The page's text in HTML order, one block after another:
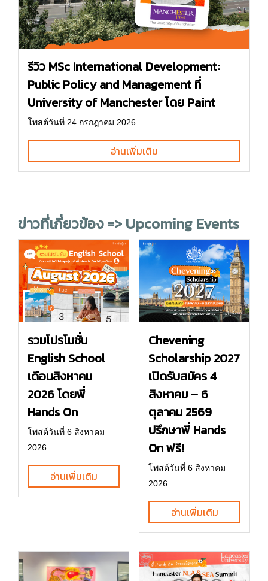
รีวิว MSc International Development:
Public Policy and Management ที่
University of Manchester โดย Paint
โพสต์วันที่ 24 กรกฎาคม 2026
อ่านเพิ่มเติม
ข่าวที่เกี่ยวข้อง => Upcoming Events
รวมโปรโมชั่น
English School
เดือนสิงหาคม
2026 โดยพี่
Hands On
โพสต์วันที่ 6 สิงหาคม
2026
อ่านเพิ่มเติม
Chevening
Scholarship 2027
เปิดรับสมัคร 4
สิงหาคม – 6
ตุลาคม 2569
ปรึกษาพี่ Hands
On ฟรี!
โพสต์วันที่ 6 สิงหาคม
2026
อ่านเพิ่มเติม